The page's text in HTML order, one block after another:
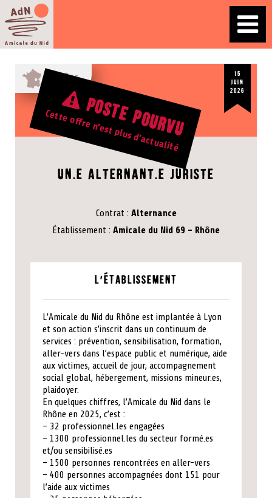
Offre d'emploi
Un.e alternant.e juriste
Poste pourvu
Cette offre n'est plus d'actualité
15
juin
2026
Rhône
Contrat
Alternance
Établissement
Amicale du Nid 69 - Rhône
L'établissement
L’Amicale du Nid du Rhône est implantée à Lyon
et son action s’inscrit dans un continuum de
services : prévention, sensibilisation, formation,
aller-vers dans l’espace public et numérique, aide
aux victimes, accueil de jour, accompagnement
social global, hébergement, missions mineur.es,
plaidoyer.
En quelques chiffres, l’Amicale du Nid dans le
Rhône en 2025, c’est :
– 32 professionnel.les engagées
– 1300 professionnel.les du secteur formé.es
et/ou sensibilisé.es
– 1500 personnes rencontrées en aller-vers
– 400 personnes accompagnées dont 151 pour
l’aide aux victimes